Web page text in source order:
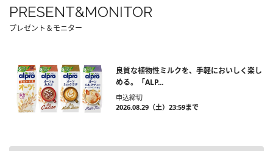
PRESENT&MONITOR
プレゼント＆モニター
良質な植物性ミルクを、手軽においしく楽し
める。「ALP...
申込締切
2026.08.29（土）23:59まで